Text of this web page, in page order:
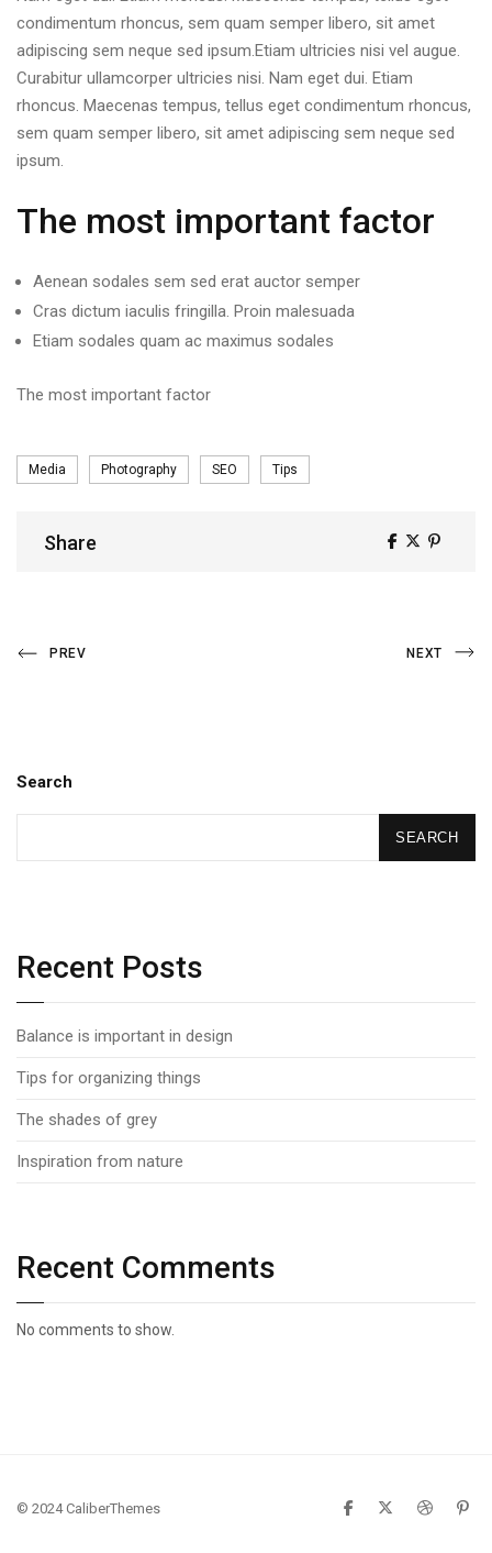
condimentum rhoncus, sem quam semper libero, sit amet
adipiscing sem neque sed ipsum.Etiam ultricies nisi vel augue.
Curabitur ullamcorper ultricies nisi. Nam eget dui. Etiam
rhoncus. Maecenas tempus, tellus eget condimentum rhoncus,
sem quam semper libero, sit amet adipiscing sem neque sed
ipsum.
The most important factor
Aenean sodales sem sed erat auctor semper
Cras dictum iaculis fringilla. Proin malesuada
Etiam sodales quam ac maximus sodales
The most important factor
Tags
Media Photography SEO Tips
Share
Share
Post
Previous
PREV
Next
NEXT
Search
SEARCH
Recent Posts
Balance is important in design
Tips for organizing things
The shades of grey
Inspiration from nature
Recent Comments
No comments to show.
© 2024 CaliberThemes